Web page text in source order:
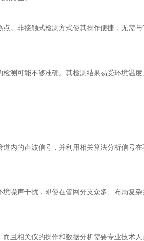
。非接触式检测方式使其操作便捷，无需
检测可能不够准确。其检测结果易受环境温
的声波信号，并利用相关算法分析信号在
声干扰，即使在管网分支众多、布局复杂
相关仪的操作和数据分析需要专业技术人